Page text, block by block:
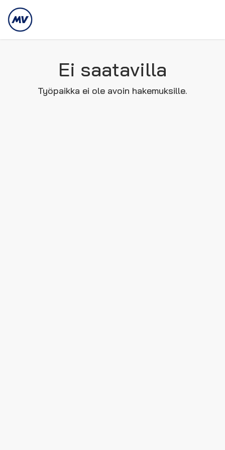
Ei saatavilla
Työpaikka ei ole avoin hakemuksille.